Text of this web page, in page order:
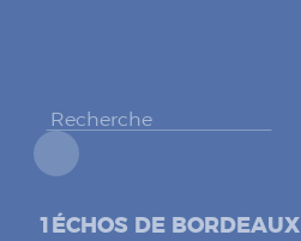
1ÉCHOS DE BORDEAUX